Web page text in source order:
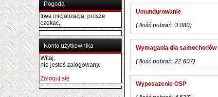
Pogoda
trwa inicjalizacja, prosze
czekac,
Konto użytkownika
Witaj,
nie jesteś zalogowany.
Zaloguj się
Umundurowanie
( Ilość pobrań: 3 080)
Wymagania dla samochodów
( Ilość pobrań: 22 607)
Wyposażenie OSP